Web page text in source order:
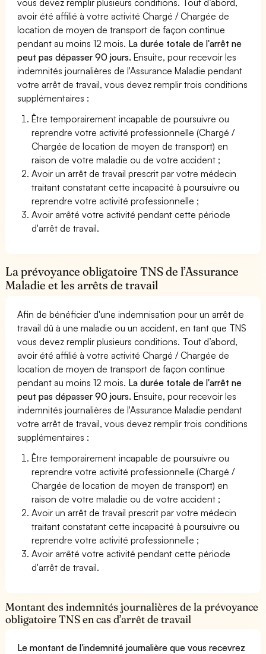
avoir été affilié à votre activité Chargé / Chargée de
location de moyen de transport de façon continue
pendant au moins 12 mois. La durée totale de l'arrêt ne
peut pas dépasser 90 jours. Ensuite, pour recevoir les
indemnités journalières de l'Assurance Maladie pendant
votre arrêt de travail, vous devez remplir trois conditions
supplémentaires :
Être temporairement incapable de poursuivre ou
reprendre votre activité professionnelle (Chargé /
Chargée de location de moyen de transport) en
raison de votre maladie ou de votre accident ;
Avoir un arrêt de travail prescrit par votre médecin
traitant constatant cette incapacité à poursuivre ou
reprendre votre activité professionnelle ;
Avoir arrêté votre activité pendant cette période
d'arrêt de travail.
La prévoyance obligatoire TNS de l’Assurance
Maladie et les arrêts de travail
Afin de bénéficier d'une indemnisation pour un arrêt de
travail dû à une maladie ou un accident, en tant que TNS
vous devez remplir plusieurs conditions. Tout d’abord,
avoir été affilié à votre activité Chargé / Chargée de
location de moyen de transport de façon continue
pendant au moins 12 mois. La durée totale de l'arrêt ne
peut pas dépasser 90 jours. Ensuite, pour recevoir les
indemnités journalières de l'Assurance Maladie pendant
votre arrêt de travail, vous devez remplir trois conditions
supplémentaires :
Être temporairement incapable de poursuivre ou
reprendre votre activité professionnelle (Chargé /
Chargée de location de moyen de transport) en
raison de votre maladie ou de votre accident ;
Avoir un arrêt de travail prescrit par votre médecin
traitant constatant cette incapacité à poursuivre ou
reprendre votre activité professionnelle ;
Avoir arrêté votre activité pendant cette période
d'arrêt de travail.
Montant des indemnités journalières de la prévoyance
obligatoire TNS en cas d’arrêt de travail
Le montant de l'indemnité journalière que vous recevrez